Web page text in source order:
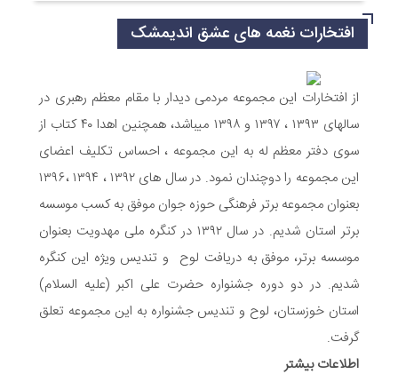
نیمه شعبان و دهه فجر و هفته ی جوان در اندیمشک برگزار شد.
6 ماه قبل
مراسم جشن ولادت امام زمان (عج) و جشن فجر انقلاب اسلامی و
هفته ی جوان در اندیمشک برگزار شد.
6 ماه قبل
تشریح برنامه های دهه مهدویت شبکه فرهنگی مردمی نغمه های
عشق اندیمشک
7 ماه قبل
توزیع بسته جشن تکلیف به دختران سادات ایتام اندیمشک در شب
ولادت امام علی(ع)
ایجاد ۱۱۰ شعبه نغمه های عشق در ۱۱۰ منطقه شهر و روستای
اندیمشک
8 ماه قبل
مراسم رونمایی از طرح ستاره های اندیمشک و طرح خانه های نور،
اندیمشک
افتخارات نغمه های عشق اندیمشک
از افتخارات این مجموعه مردمی دیدار با مقام معظم رهبری در
سالهای ۱۳۹۳ ، ۱۳۹۷ و ۱۳۹۸ میباشد، همچنین اهدا ۴۰ کتاب از
سوی دفتر معظم له به این مجموعه ، احساس تکلیف اعضای
این مجموعه را دوچندان نمود. در سال های ۱۳۹۲ ، ۱۳۹۴ ،۱۳۹۶
بعنوان مجموعه برتر فرهنگی حوزه جوان موفق به کسب موسسه
برتر استان شدیم. در سال ۱۳۹۲ در کنگره ملی مهدویت بعنوان
موسسه برتر، موفق به دریافت لوح و تندیس ویژه این کنگره
شدیم. در دو دوره جشنواره حضرت علی اکبر (علیه السلام)
استان خوزستان، لوح و تندیس جشنواره به این مجموعه تعلق
گرفت.
اطلاعات بیشتر